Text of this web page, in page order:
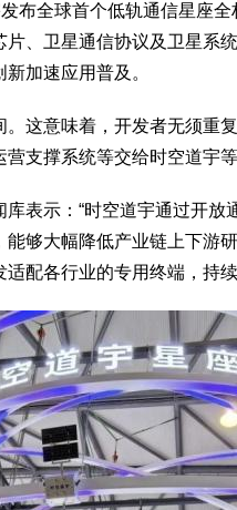
布全球首个低轨通信星座
、卫星通信协议及卫星系
加速应用普及。
。这意味着，开发者无须重
支撑系统等交给时空道宇
表示：“时空道宇通过开放
够大幅降低产业链上下游
配各行业的专用终端，持